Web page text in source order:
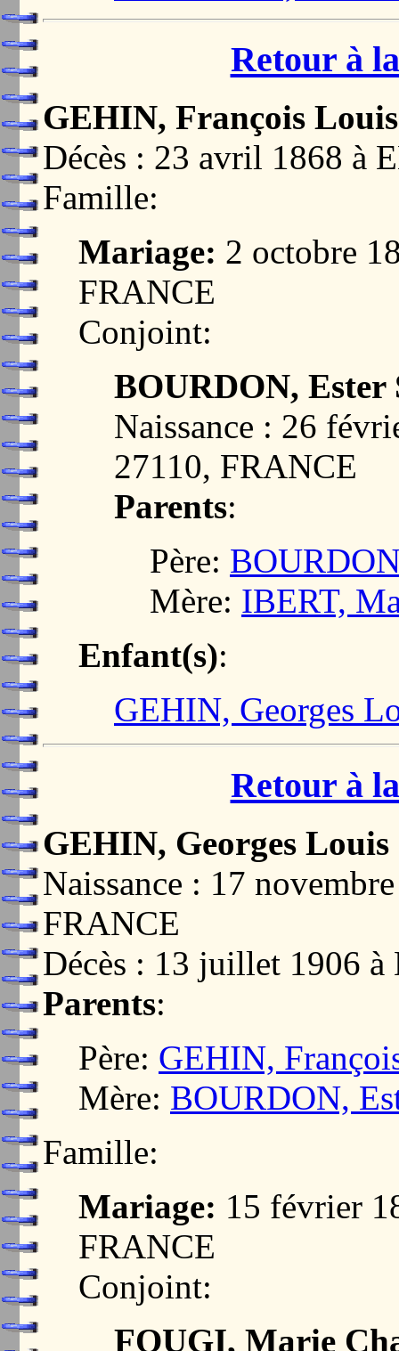
Retour à
GEHIN, François Louis
Décès : 23 avril 1868 à
Famille:
Mariage: 2 octobre
FRANCE
Conjoint:
BOURDON, Ester
Naissance : 26
27110, FRANCE
Parents:
Père:
Mère: IBERT,
Enfant(s):
GEHIN, Georges
Retour à
GEHIN, Georges Louis
Naissance : 17
FRANCE
Décès : 13 juillet 1906
Parents:
Père: GEHIN,
Mère: BOURDON,
Famille:
Mariage: 15 février
FRANCE
Conjoint:
FOUGI, Marie